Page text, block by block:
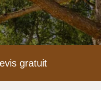
gratuit